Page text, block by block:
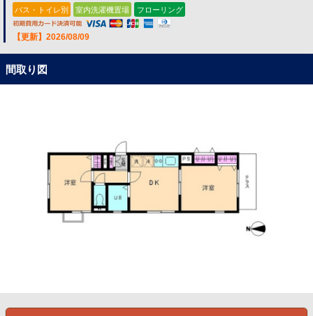
バス・トイレ別 室内洗濯機置場 フローリング
【更新】2026/08/09
間取り図